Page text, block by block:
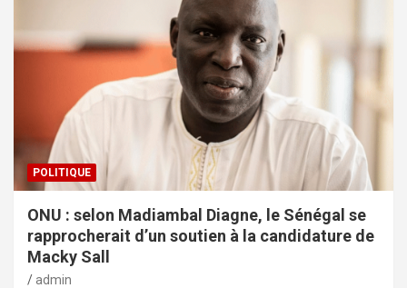
POLITIQUE
ONU : selon Madiambal Diagne, le Sénégal se
rapprocherait d’un soutien à la candidature de
Macky Sall
admin